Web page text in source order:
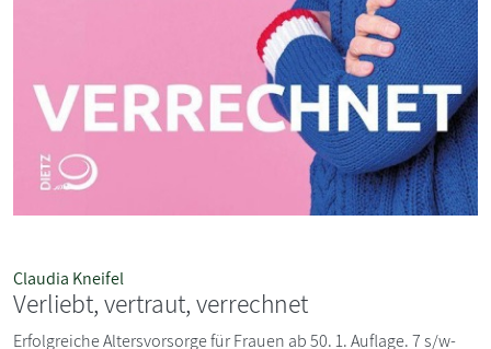
Claudia Kneifel
Verliebt, vertraut, verrechnet
Erfolgreiche Altersvorsorge für Frauen ab 50. 1. Auflage. 7 s/w-